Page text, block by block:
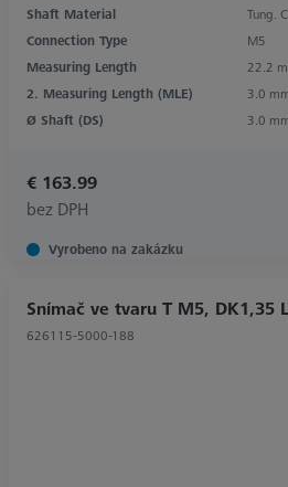
Shaft Material
Tung.
Connection Type
M5
Measuring Length
22.2
2. Measuring Length (MLE)
3.0
Ø Shaft (DS)
3.0
€ 163.99
bez DPH
Vyrobeno na zakázku
Snímač ve tvaru T M5, DK1,35
626115-5000-188